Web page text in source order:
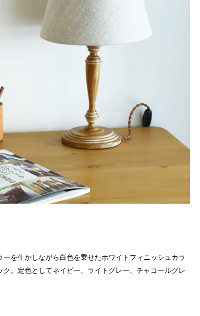
を生かしながら白色を乗せたホワイトフィニッシュカラ
。定色としてネイビー、ライトグレー、チャコールグレ